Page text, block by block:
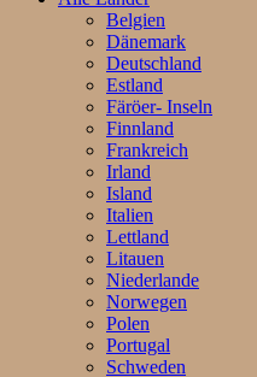
Belgien
Dänemark
Deutschland
Estland
Färöer- Inseln
Finnland
Frankreich
Irland
Island
Italien
Lettland
Litauen
Niederlande
Norwegen
Polen
Portugal
Schweden